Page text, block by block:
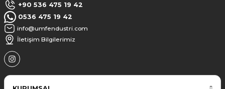
+90 536 475 19 42
0536 475 19 42
info@umfendustri.com
İletişim Bilgilerimiz